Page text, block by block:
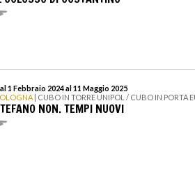
1 Febbraio 2024 al 11 Maggio 2025
| CUBO IN TORRE UNIPOL / CUBO IN PORTA
NON. TEMPI NUOVI